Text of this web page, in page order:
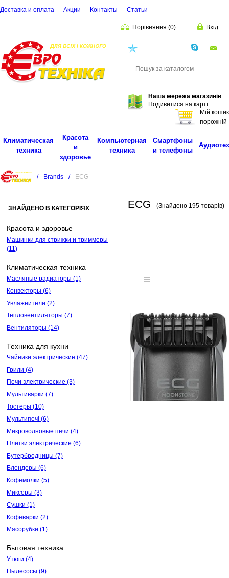
Доставка и оплата Акции Контакты Cтатьи
Порівняння (0) Вхід
Наша мережа магазинів
Подивитися на карті
Мій кошик
порожній
Климатическая
техника
Красота
и
здоровье
Компьютерная
техника
Смартфоны
и телефоны
/ Brands / ECG
ЗНАЙДЕНО В КАТЕГОРІЯХ
Красота и здоровье
Машинки для стрижки и триммеры
(11)
Климатическая техника
Масляные радиаторы (1)
Конвекторы (6)
Увлажнители (2)
Тепловентиляторы (7)
Вентиляторы (14)
Техника для кухни
Чайники электрические (47)
Грили (4)
Печи электрические (3)
Мультиварки (7)
Тостеры (10)
Мультипечі (6)
Микроволновые печи (4)
Плитки электрические (6)
Бутербродницы (7)
Блендеры (6)
Кофемолки (5)
Миксеры (3)
Сушки (1)
Кофеварки (2)
Мясорубки (1)
Бытовая техника
Утюги (4)
Пылесосы (9)
ECG (Знайдено 195 товарів)